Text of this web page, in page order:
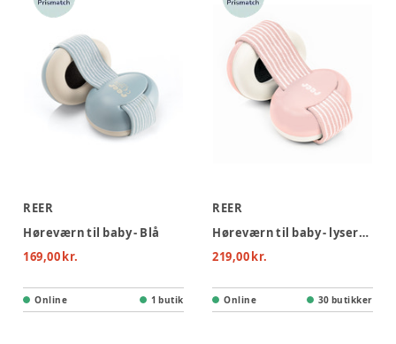
REER
Høreværn til baby - Blå
169,00 kr.
Online 1 butik
REER
Høreværn til baby - lyserød
219,00 kr.
Online 30 butikker